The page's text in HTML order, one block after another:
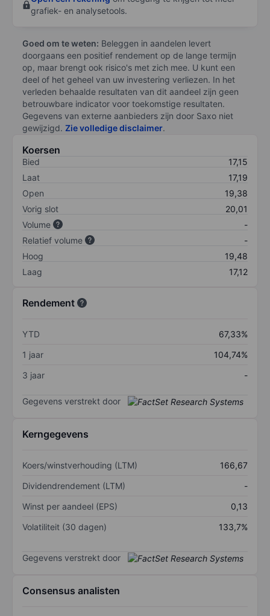
grafiek- en analysetools.
Goed om te weten: Beleggen in aandelen levert
doorgaans een positief rendement op de lange termijn
op, maar brengt ook risico's met zich mee. U kunt een
deel of het geheel van uw investering verliezen. In het
verleden behaalde resultaten van dit aandeel zijn geen
betrouwbare indicator voor toekomstige resultaten.
Gegevens van externe aanbieders zijn door Saxo niet
gewijzigd. Zie volledige disclaimer.
Koersen
Bied
17,15
Laat
17,19
Open
19,38
Vorig slot
20,01
Volume
-
Relatief volume
-
Hoog
19,48
Laag
17,12
Rendement
YTD
67,33%
1 jaar
104,74%
3 jaar
-
Gegevens verstrekt door
Kerngegevens
Koers/winstverhouding (LTM)
166,67
Dividendrendement (LTM)
-
Winst per aandeel (EPS)
0,13
Volatiliteit (30 dagen)
133,7%
Gegevens verstrekt door
Consensus analisten